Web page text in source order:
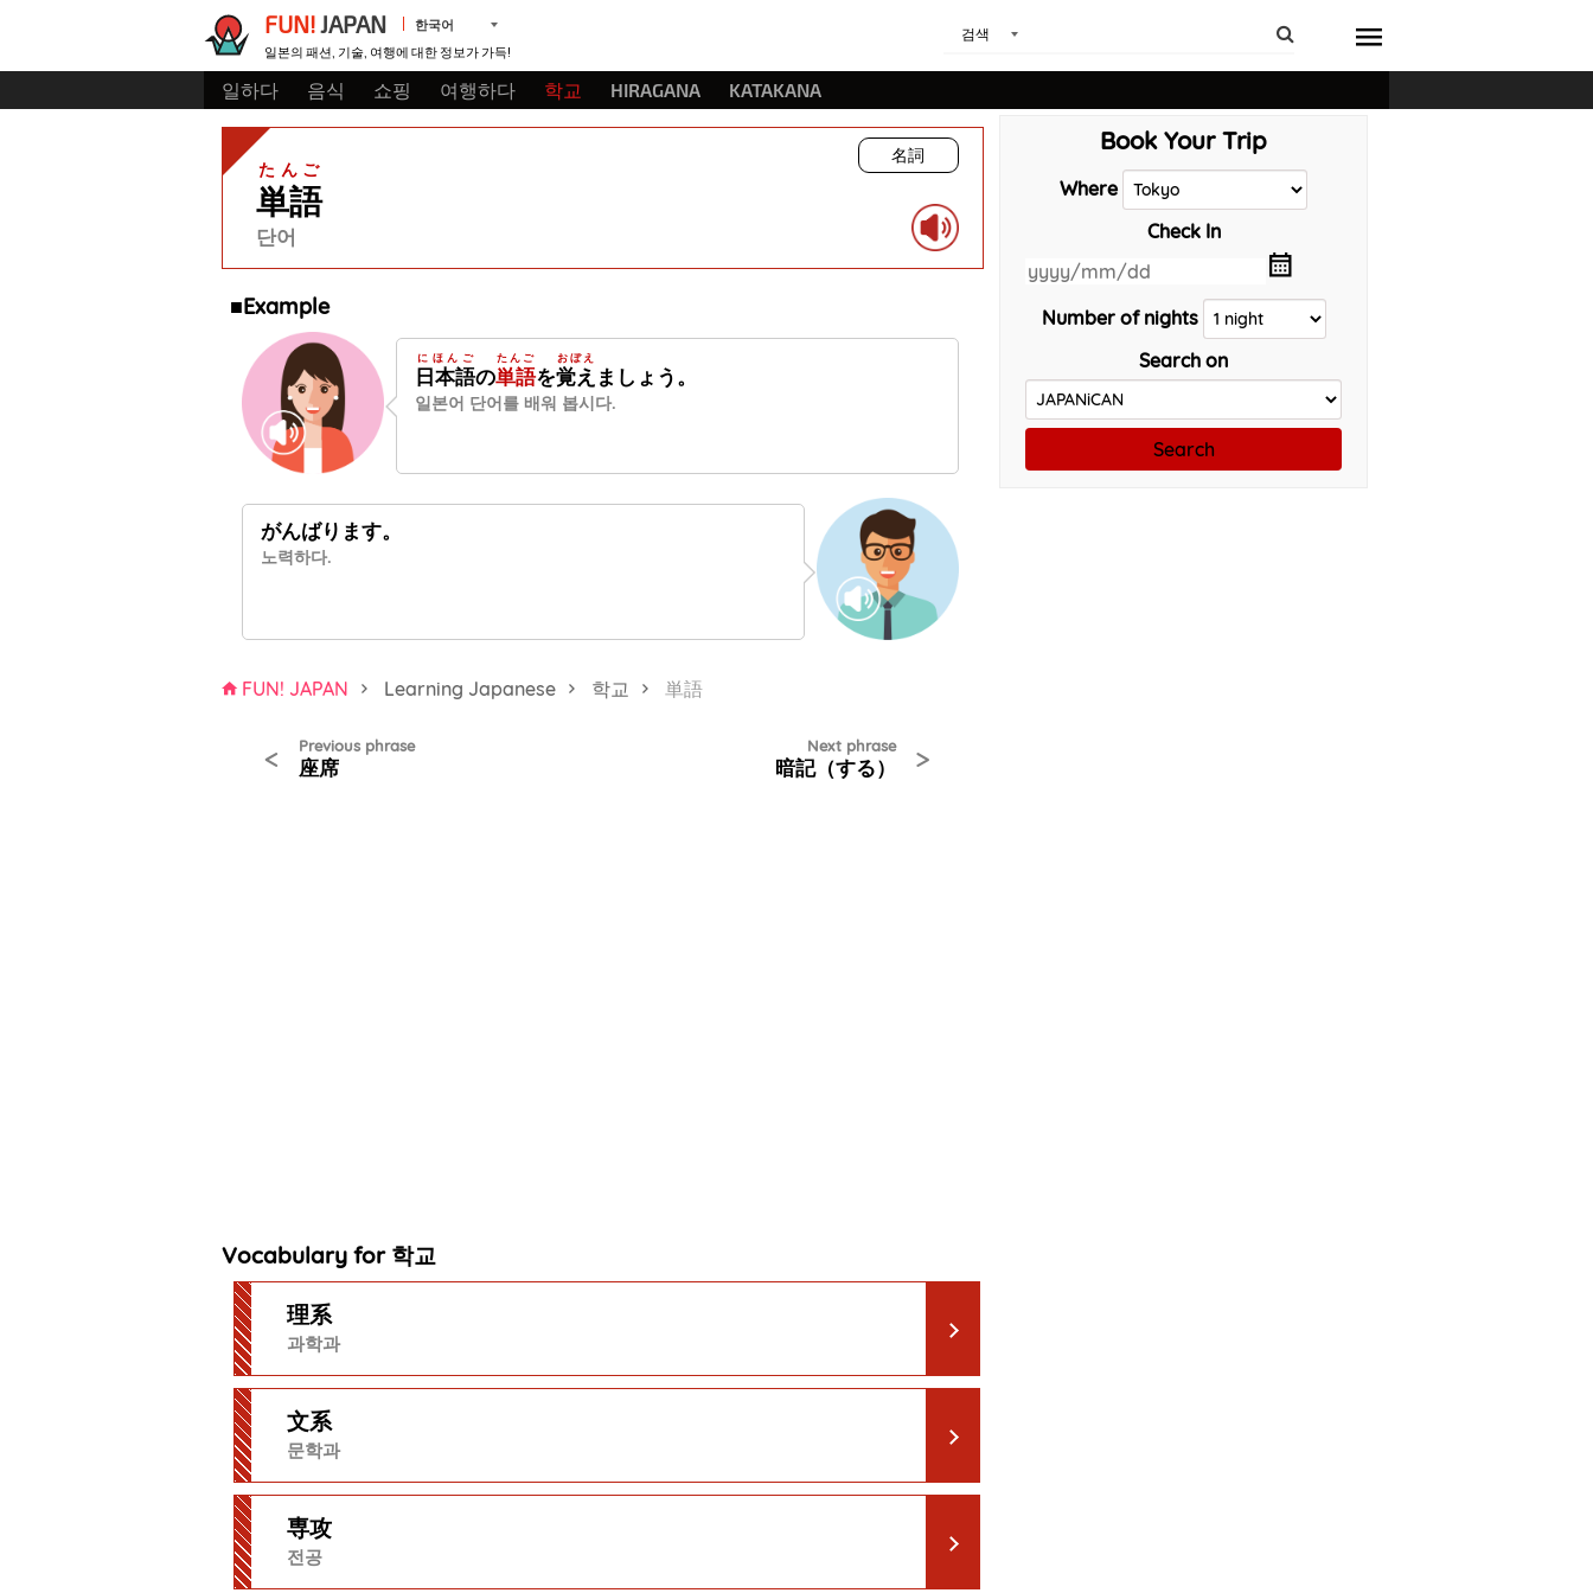
FUN! JAPAN 한국어
일본의 패션, 기술, 여행에 대한 정보가 가득!
검색
일하다 음식 쇼핑 여행하다 학교 HIRAGANA KATAKANA
単語
たんご
단어
名詞
■Example
日本語
にほんご
の単語
たんご
を覚え
おぼえ
ましょう。
일본어 단어를 배워 봅시다.
がんばります。
노력하다.
FUN! JAPAN Learning Japanese 학교 単語
< Previous phrase
座席
Next phrase
暗記（する） >
Vocabulary for 학교
理系
과학과
文系
문학과
専攻
전공
Book Your Trip
Where
Check In
Number of nights
Search on
Search